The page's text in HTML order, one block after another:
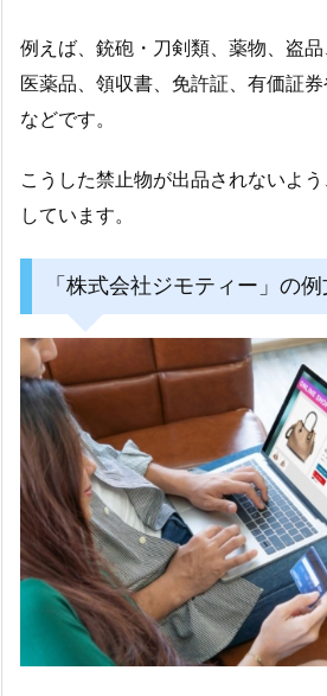
例えば、銃砲・刀剣類、薬物、盗品
医薬品、領収書、免許証、有価証
などです。
こうした禁止物が出品されないよ
しています。
「株式会社ジモティー」の例